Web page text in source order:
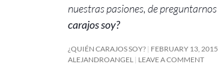
nuestras pasiones, de preguntarnos
carajos soy?
¿QUIÉN CARAJOS SOY? FEBRUARY 13, 2015
ALEJANDROANGEL LEAVE A COMMENT